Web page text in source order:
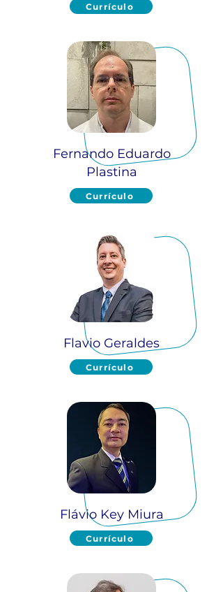
Currículo
Fernando Eduardo
Plastina
Currículo
Flavio Geraldes
Currículo
Flávio Key Miura
Currículo